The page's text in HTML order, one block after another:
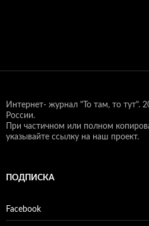
Интернет- журнал "То там, то тут".
России.
При частичном или полном
указывайте ссылку на наш проект.
ПОДПИСКА
Facebook